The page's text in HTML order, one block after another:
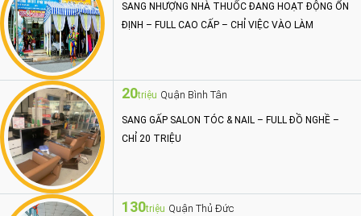
SANG NHƯỢNG NHÀ THUỐC ĐANG HOẠT ĐỘNG ỔN
ĐỊNH – FULL CAO CẤP – CHỈ VIỆC VÀO LÀM
20triệu Quận Bình Tân
SANG GẤP SALON TÓC & NAIL – FULL ĐỒ NGHỀ –
CHỈ 20 TRIỆU
130triệu Quận Thủ Đức